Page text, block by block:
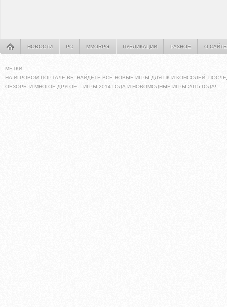
НОВОСТИ PC MMORPG ПУБЛИКАЦИИ РАЗНОЕ О САЙТЕ
МЕТКИ:
НА ИГРОВОМ ПОРТАЛЕ ВЫ НАЙДЕТЕ ВСЕ НОВЫЕ ИГРЫ ДЛЯ ПК И КОНСОЛЕЙ.
ОБЗОРЫ И МНОГОЕ ДРУГОЕ... ИГРЫ 2014 ГОДА И НОВОМОДНЫЕ ИГРЫ 2015 ГОДА!